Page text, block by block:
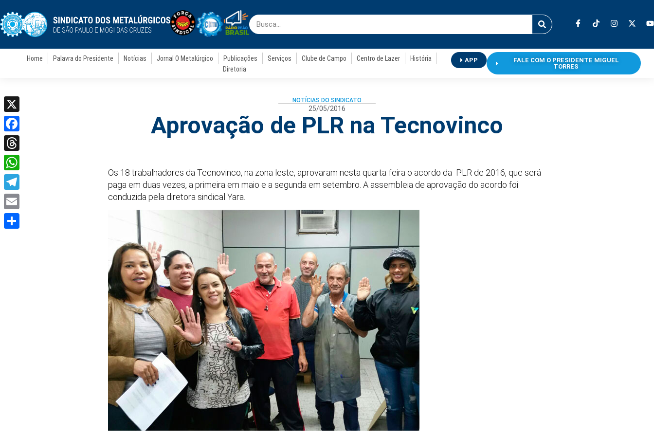
Home Palavra do Presidente Notícias Jornal O Metalúrgico Publicações Serviços Clube de Campo Centro de Lazer
História
Diretoria
APP
FALE COM O PRESIDENTE MIGUEL
TORRES
NOTÍCIAS DO SINDICATO
25/05/2016
Aprovação de PLR na Tecnovinco
Os 18 trabalhadores da Tecnovinco, na zona leste, aprovaram nesta quarta-feira o acordo da PLR de 2016, que será
paga em duas vezes, a primeira em maio e a segunda em setembro. A assembleia de aprovação do acordo foi
conduzida pela diretora sindical Yara.
X
Facebook
Threads
WhatsApp
Telegram
Email